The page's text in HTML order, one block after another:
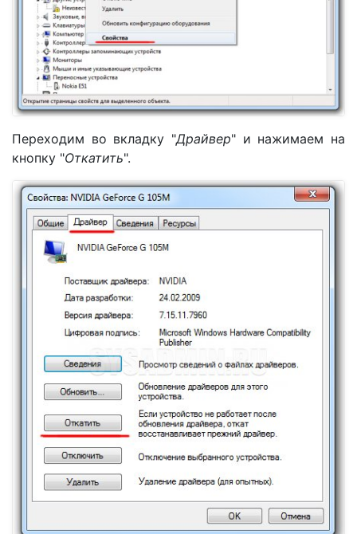
Переходим во вкладку "Драйвер" и нажимаем на
кнопку "Откатить".